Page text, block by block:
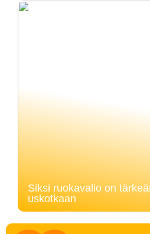
Siksi ruokavalio on
uskotkaan